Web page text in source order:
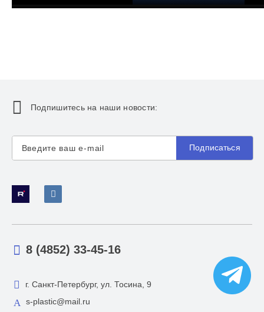
Подпишитесь на наши новости:
Подписаться
8 (4852) 33-45-16
г. Санкт-Петербург, ул. Тосина, 9
s-plastic@mail.ru